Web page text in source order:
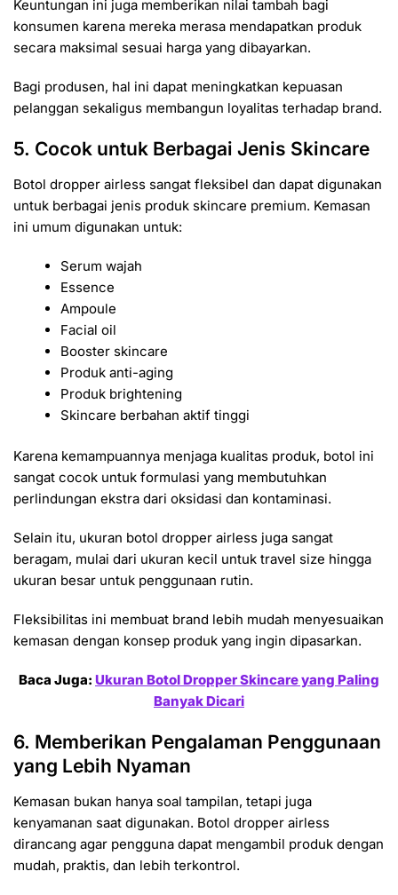
Keuntungan ini juga memberikan nilai tambah bagi
konsumen karena mereka merasa mendapatkan produk
secara maksimal sesuai harga yang dibayarkan.
Bagi produsen, hal ini dapat meningkatkan kepuasan
pelanggan sekaligus membangun loyalitas terhadap brand.
5. Cocok untuk Berbagai Jenis Skincare
Botol dropper airless sangat fleksibel dan dapat digunakan
untuk berbagai jenis produk skincare premium. Kemasan
ini umum digunakan untuk:
Serum wajah
Essence
Ampoule
Facial oil
Booster skincare
Produk anti-aging
Produk brightening
Skincare berbahan aktif tinggi
Karena kemampuannya menjaga kualitas produk, botol ini
sangat cocok untuk formulasi yang membutuhkan
perlindungan ekstra dari oksidasi dan kontaminasi.
Selain itu, ukuran botol dropper airless juga sangat
beragam, mulai dari ukuran kecil untuk travel size hingga
ukuran besar untuk penggunaan rutin.
Fleksibilitas ini membuat brand lebih mudah menyesuaikan
kemasan dengan konsep produk yang ingin dipasarkan.
Baca Juga: Ukuran Botol Dropper Skincare yang Paling
Banyak Dicari
6. Memberikan Pengalaman Penggunaan
yang Lebih Nyaman
Kemasan bukan hanya soal tampilan, tetapi juga
kenyamanan saat digunakan. Botol dropper airless
dirancang agar pengguna dapat mengambil produk dengan
mudah, praktis, dan lebih terkontrol.